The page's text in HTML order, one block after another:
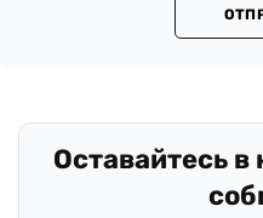
Оставайтесь в